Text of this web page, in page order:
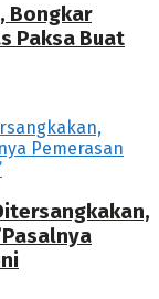
Bongkar
Paksa Buat